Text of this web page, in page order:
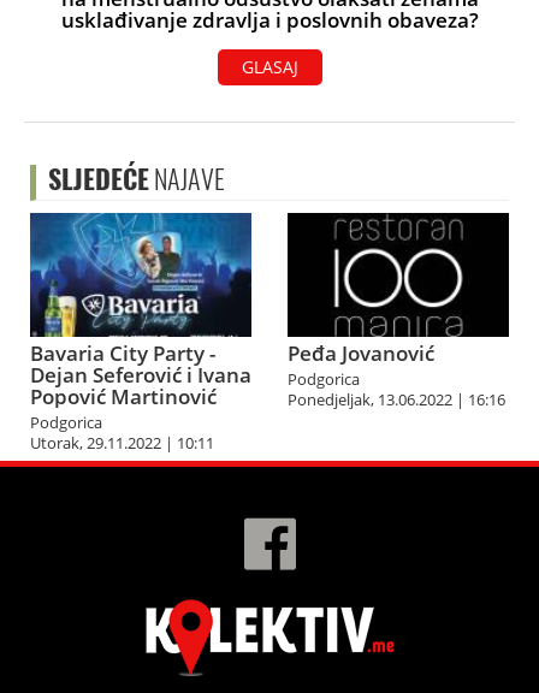
usklađivanje zdravlja i poslovnih obaveza?
GLASAJ
SLJEDEĆENAJAVE
Bavaria City Party -
Dejan Seferović i Ivana
Popović Martinović
Podgorica
Utorak, 29.11.2022 | 10:11
Peđa Jovanović
Podgorica
Ponedjeljak, 13.06.2022 | 16:16